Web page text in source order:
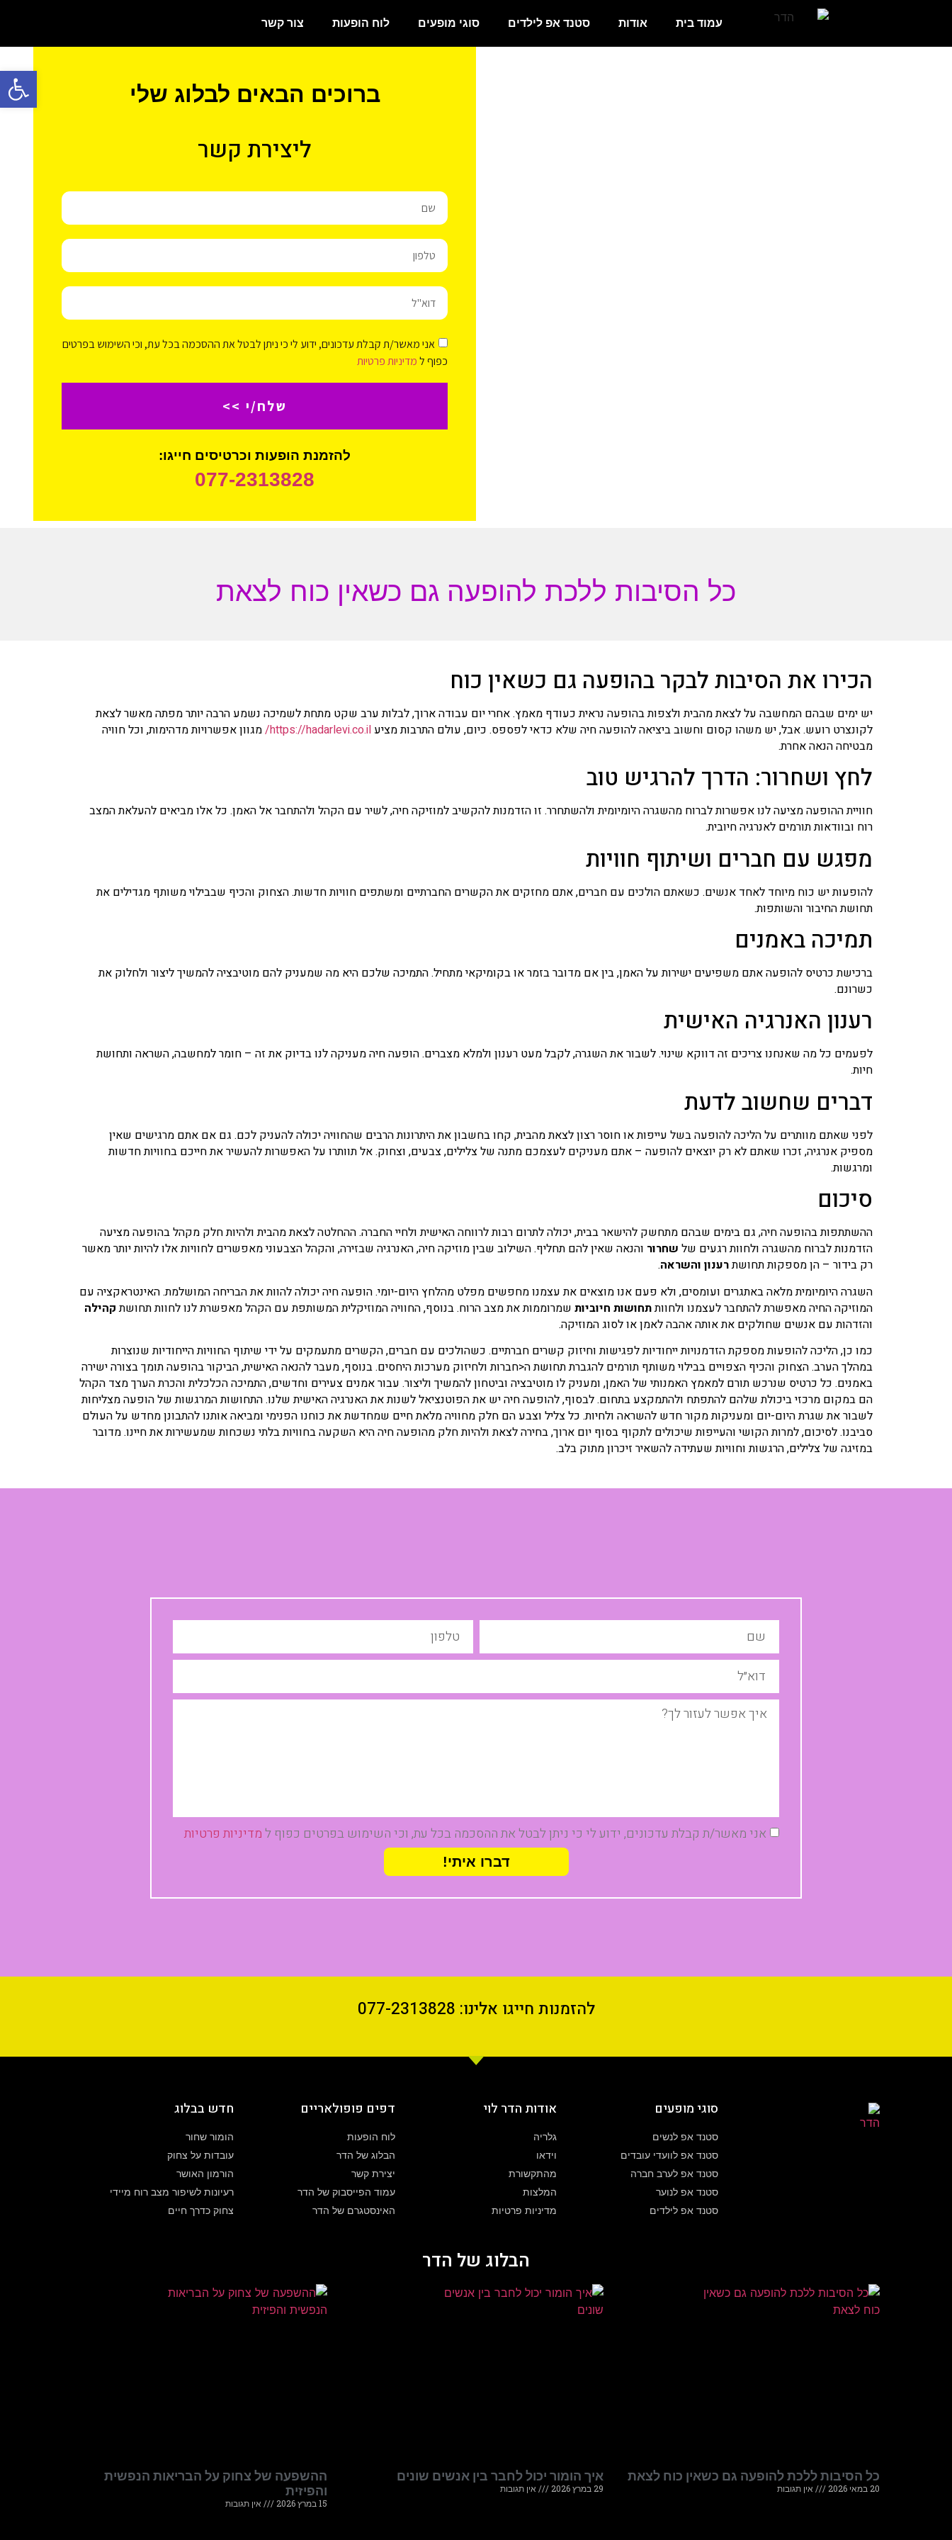
פתח
עמוד בית אודות סטנד אפ לילדים סוגי מופעים לוח הופעות צור קשר
ברוכים הבאים לבלוג שלי
ליצירת קשר
אני מאשר/ת קבלת עדכונים, ידוע לי כי ניתן לבטל את ההסכמה בכל עת, וכי השימוש בפרטים
כפוף למדיניות פרטיות
שלח/י >>
להזמנת הופעות וכרטיסים חייגו:
077-2313828
כל הסיבות ללכת להופעה גם כשאין כוח לצאת
הכירו את הסיבות לבקר בהופעה גם כשאין כוח
יש ימים שבהם המחשבה על לצאת מהבית ולצפות בהופעה נראית כעודף מאמץ. אחרי יום עבודה ארוך, לבלות ערב שקט מתחת לשמיכה נשמע הרבה יותר מפתה מאשר לצאת
לקונצרט רועש. אבל, יש משהו קסום וחשוב ביציאה להופעה חיה שלא כדאי לפספס. כיום, עולם התרבות מציע https://hadarlevi.co.il/ מגוון אפשרויות מדהימות, וכל חוויה
מבטיחה הנאה אחרת.
לחץ ושחרור: הדרך להרגיש טוב
חוויית ההופעה מציעה לנו אפשרות לברוח מהשגרה היומיומית ולהשתחרר. זו הזדמנות להקשיב למוזיקה חיה, לשיר עם הקהל ולהתחבר אל האמן. כל אלו מביאים להעלאת המצב
רוח ובוודאות תורמים לאנרגיה חיובית.
מפגש עם חברים ושיתוף חוויות
להופעות יש כוח מיוחד לאחד אנשים. כשאתם הולכים עם חברים, אתם מחזקים את הקשרים החברתיים ומשתפים חוויות חדשות. הצחוק והכיף שבבילוי משותף מגדילים את
תחושת החיבור והשותפות.
תמיכה באמנים
ברכישת כרטיס להופעה אתם משפיעים ישירות על האמן, בין אם מדובר בזמר או בקומיקאי מתחיל. התמיכה שלכם היא מה שמעניק להם מוטיבציה להמשיך ליצור ולחלוק את
כשרונם.
רענון האנרגיה האישית
לפעמים כל מה שאנחנו צריכים זה דווקא שינוי. לשבור את השגרה, לקבל מעט רענון ולמלא מצברים. הופעה חיה מעניקה לנו בדיוק את זה – חומר למחשבה, השראה ותחושת
חיות.
דברים שחשוב לדעת
לפני שאתם מוותרים על הליכה להופעה בשל עייפות או חוסר רצון לצאת מהבית, קחו בחשבון את היתרונות הרבים שהחוויה יכולה להעניק לכם. גם אם אתם מרגישים שאין
מספיק אנרגיה, זכרו שאתם לא רק יוצאים להופעה – אתם מעניקים לעצמכם מתנה של צלילים, צבעים, וצחוק. אל תוותרו על האפשרות להעשיר את חייכם בחוויות חדשות
ומרגשות.
סיכום
ההשתתפות בהופעה חיה, גם בימים שבהם מתחשק להישאר בבית, יכולה לתרום רבות לרווחה האישית ולחיי החברה. ההחלטה לצאת מהבית ולהיות חלק מקהל בהופעה מציעה
הזדמנות לברוח מהשגרה ולחוות רגעים של שחרור והנאה שאין להם תחליף. השילוב שבין מוזיקה חיה, האנרגיה שבזירה, והקהל הצבעוני מאפשרים לחוויות אלו להיות יותר מאשר
רק בידור – הן מספקות תחושתרענון והשראה.
השגרה היומיומית מלאה באתגרים ועומסים, ולא פעם אנו מוצאים את עצמנו מחפשים מפלט מהלחץ היום-יומי. הופעה חיה יכולה להוות את הבריחה המושלמת. האינטראקציה עם
המוזיקה החיה מאפשרת להתחבר לעצמנו ולחוותתחושות חיוביות שמרוממות את מצב הרוח. בנוסף, החוויה המוזיקלית המשותפת עם הקהל מאפשרת לנו לחוות תחושתקהילה
והזדהות עם אנשים שחולקים את אותה אהבה לאמן או לסוג המוזיקה.
כמו כן, הליכה להופעות מספקת הזדמנויות ייחודיות לפגישות וחיזוק קשרים חברתיים. כשהולכים עם חברים, הקשרים מתעמקים על ידי שיתוף החוויות הייחודיות שנוצרות
במהלך הערב. הצחוק והכיף הצפויים בבילוי משותף תורמים להגברת תחושת ה<חברות ולחיזוק מערכות היחסים. בנוסף, מעבר להנאה האישית, הביקור בהופעה תומך בצורה ישירה
באמנים. כל כרטיס שנרכש תורם למאמץ האמנותי של האמן, ומעניק לו מוטיבציה וביטחון להמשיך וליצור. עבור אמנים צעירים וחדשים, התמיכה הכלכלית והכרת הערך מצד הקהל
הם במקום מרכזי ביכולת שלהם להתפתח ולהתמקצע בתחום. לבסוף, להופעה חיה יש את הפוטנציאל לשנות את האנרגיה האישית שלנו. התחושות המרגשות של הופעה מצליחות
לשבור את שגרת היום-יום ומעניקות מקור חדש להשראה ולחיות. כל צליל וצבע הם חלק מחוויה מלאת חיים שמחדשת את כוחנו הפנימי ומביאה אותנו להתבונן מחדש על העולם
סביבנו. לסיכום, למרות הקושי והעייפות שיכולים לתקוף בסוף יום ארוך, בחירה לצאת ולהיות חלק מהופעה חיה היא השקעה בחוויות בלתי נשכחות שמעשירות את חיינו. מדובר
במזיגה של צלילים, הרגשות וחוויות שעתידה להשאיר זיכרון מתוק בלב.
אני מאשר/ת קבלת עדכונים, ידוע לי כי ניתן לבטל את ההסכמה בכל עת, וכי השימוש בפרטים כפוף ל מדיניות פרטיות
דברו איתי!
להזמנות חייגו אלינו: 077-2313828
סוגי מופעים
סטנד אפ לנשים
סטנד אפ לוועדי עובדים
סטנד אפ לערב חברה
סטנד אפ לנוער
סטנד אפ לילדים
אודות הדר לוי
גלריה
וידאו
מהתקשורת
המלצות
מדיניות פרטיות
דפים פופולאריים
לוח הופעות
הבלוג של הדר
יצירת קשר
עמוד הפייסבוק של הדר
האינסטגרם של הדר
חדש בבלוג
הומור שחור
עובדות על צחוק
הורמון האושר
רעיונות לשיפור מצב רוח מיידי
צחוק כדרך חיים
הבלוג של הדר
כל הסיבות ללכת להופעה גם כשאין כוח לצאת
20 במאי 2026 אין תגובות
איך הומור יכול לחבר בין אנשים שונים
29 במרץ 2026 אין תגובות
ההשפעה של צחוק על הבריאות הנפשית
והפיזית
15 במרץ 2026 אין תגובות